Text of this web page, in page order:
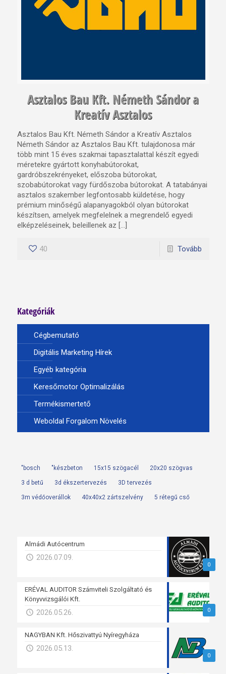
Asztalos Bau Kft. Németh Sándor a
Kreatív Asztalos
Asztalos Bau Kft. Németh Sándor a Kreatív Asztalos
Németh Sándor az Asztalos Bau Kft. tulajdonosa már
több mint 15 éves szakmai tapasztalattal készít egyedi
méretekre gyártott konyhabútorokat,
gardróbszekrényeket, előszoba bútorokat,
szobabútorokat vagy fürdőszoba bútorokat. A tatabányai
asztalos szakember legfontosabb küldetése, hogy
prémium minőségű alapanyagokból olyan bútorokat
készítsen, amelyek megfelelnek a megrendelő egyedi
elképzeléseinek, beleillenek az […]
40 Tovább
Kategóriák
Cégbemutató
Digitális Marketing Hírek
Egyéb kategória
Keresőmotor Optimalizálás
Termékismertető
Weboldal Forgalom Növelés
"bosch "készbeton 15x15 szögacél 20x20 szögvas
3 d betű 3d ékszertervezés 3D tervezés
3m védőoverállok 40x40x2 zártszelvény 5 rétegű cső
0
Almádi Autócentrum
2026.07.09.
0
ERÉVAL AUDITOR Számviteli Szolgáltató és
Könyvvizsgálói Kft.
2026.05.26.
0
NAGYBAN Kft. Hőszivattyú Nyíregyháza
2026.05.13.